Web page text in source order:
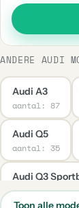
ANDERE AUDI
Audi A3
aantal: 87
Audi Q5
aantal: 35
Audi Q3
aantal: 28